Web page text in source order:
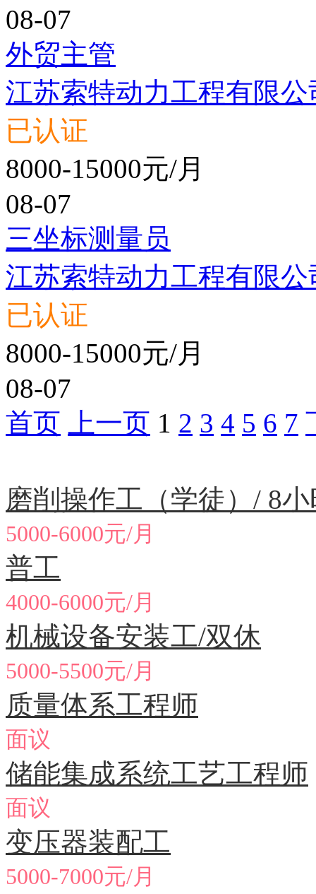
08-07
外贸主管
江苏索特动力工程有限公
已认证
8000-15000元/月
08-07
三坐标测量员
江苏索特动力工程有限公
已认证
8000-15000元/月
08-07
首页
上一页 1 2 3 4 5 6 7
磨削操作工（学徒）/ 8
5000-6000元/月
普工
4000-6000元/月
机械设备安装工/双休
5000-5500元/月
质量体系工程师
面议
储能集成系统工艺工程师
面议
变压器装配工
5000-7000元/月